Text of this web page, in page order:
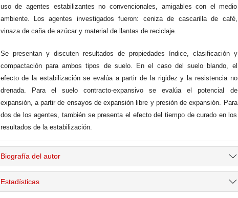
uso de agentes estabilizantes no convencionales, amigables con el medio
ambiente. Los agentes investigados fueron: ceniza de cascarilla de café,
vinaza de caña de azúcar y material de llantas de reciclaje.
Se presentan y discuten resultados de propiedades índice, clasificación y
compactación para ambos tipos de suelo. En el caso del suelo blando, el
efecto de la estabilización se evalúa a partir de la rigidez y la resistencia no
drenada. Para el suelo contracto-expansivo se evalúa el potencial de
expansión, a partir de ensayos de expansión libre y presión de expansión. Para
dos de los agentes, también se presenta el efecto del tiempo de curado en los
resultados de la estabilización.
Biografía del autor
Estadísticas